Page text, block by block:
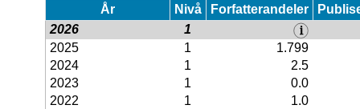
År Nivå Forfatterandeler
2026
1
2025
1
1.799
2024
1
2.5
2023
1
0.0
2022
1
1.0